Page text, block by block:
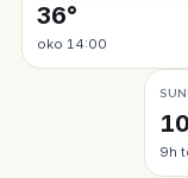
36°
oko 14:00
9h